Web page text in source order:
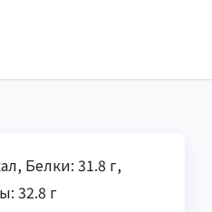
Белки: 31.8 г,
32.8 г